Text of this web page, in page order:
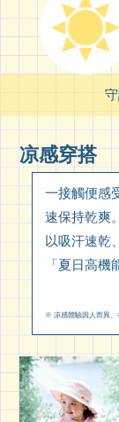
凉感穿搭
一接觸便感
速保持乾爽。
以吸汗速乾
「夏日高機
※ 凉感體驗因人而異。